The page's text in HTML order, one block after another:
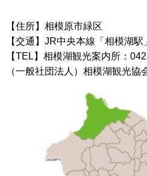
【住所】相模原市緑区
【交通】JR中央本線「相模湖
【TEL】相模湖観光案内所：
（一般社団法人）相模湖観光協